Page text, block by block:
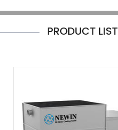
PRODUCT LIST